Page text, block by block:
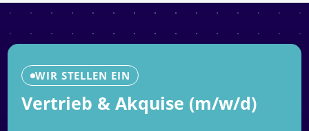
WIR STELLEN EIN
Vertrieb & Akquise (m/w/d)